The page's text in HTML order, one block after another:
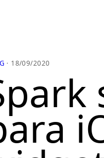
· 18/09/2020